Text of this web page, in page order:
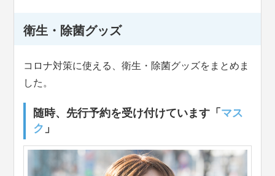
衛生・除菌グッズ
コロナ対策に使える、衛生・除菌グッズをまとめま
した。
随時、先行予約を受け付けています「 マス
ク 」